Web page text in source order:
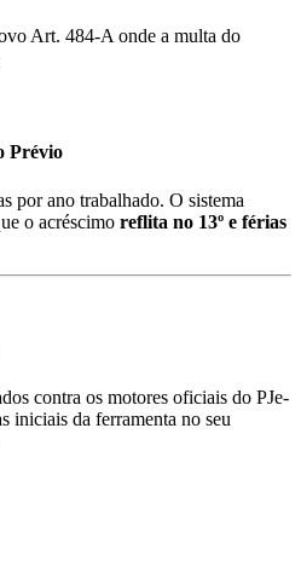
Art. 484-A onde a multa do
Prévio
por ano trabalhado. O sistema
o acréscimo reflita no 13º e férias
contra os motores oficiais do PJe-
iniciais da ferramenta no seu